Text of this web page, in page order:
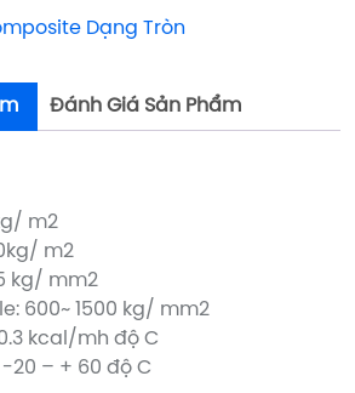
Dạng Tròn
Đánh Giá Sản Phẩm
m2
m2
kg/ mm2
600~ 1500 kg/ mm2
kcal/mh độ C
20 – + 60 độ C